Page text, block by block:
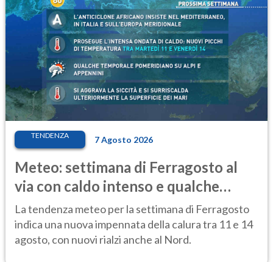
TENDENZA 7 Agosto 2026
Meteo: settimana di Ferragosto al
via con caldo intenso e qualche
temporale
La tendenza meteo per la settimana di Ferragosto
indica una nuova impennata della calura tra 11 e 14
agosto, con nuovi rialzi anche al Nord.